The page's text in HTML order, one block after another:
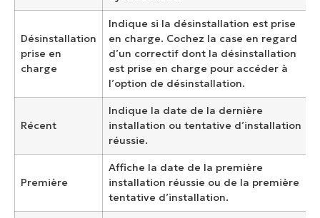
Désinstallation
prise en
charge
Indique si la désinstallation est prise
en charge. Cochez la case en regard
d’un correctif dont la désinstallation
est prise en charge pour accéder à
l’option de désinstallation.
Récent
Indique la date de la dernière
installation ou tentative d’installation
réussie.
Première
Affiche la date de la première
installation réussie ou de la première
tentative d’installation.